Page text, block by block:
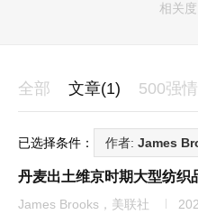
相关度
全部 文章(1) 500强
已选择条件： 作者: James
丹麦出土维京时期大型纺织
James Brooks，美联社